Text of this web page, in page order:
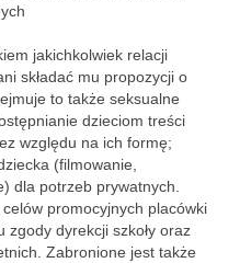
jakichkolwiek relacji
składać mu propozycji o
to także seksualne
dzieciom treści
względu na ich formę;
(filmowanie,
dla potrzeb prywatnych.
promocyjnych placówki
dyrekcji szkoły oraz
Zabronione jest także